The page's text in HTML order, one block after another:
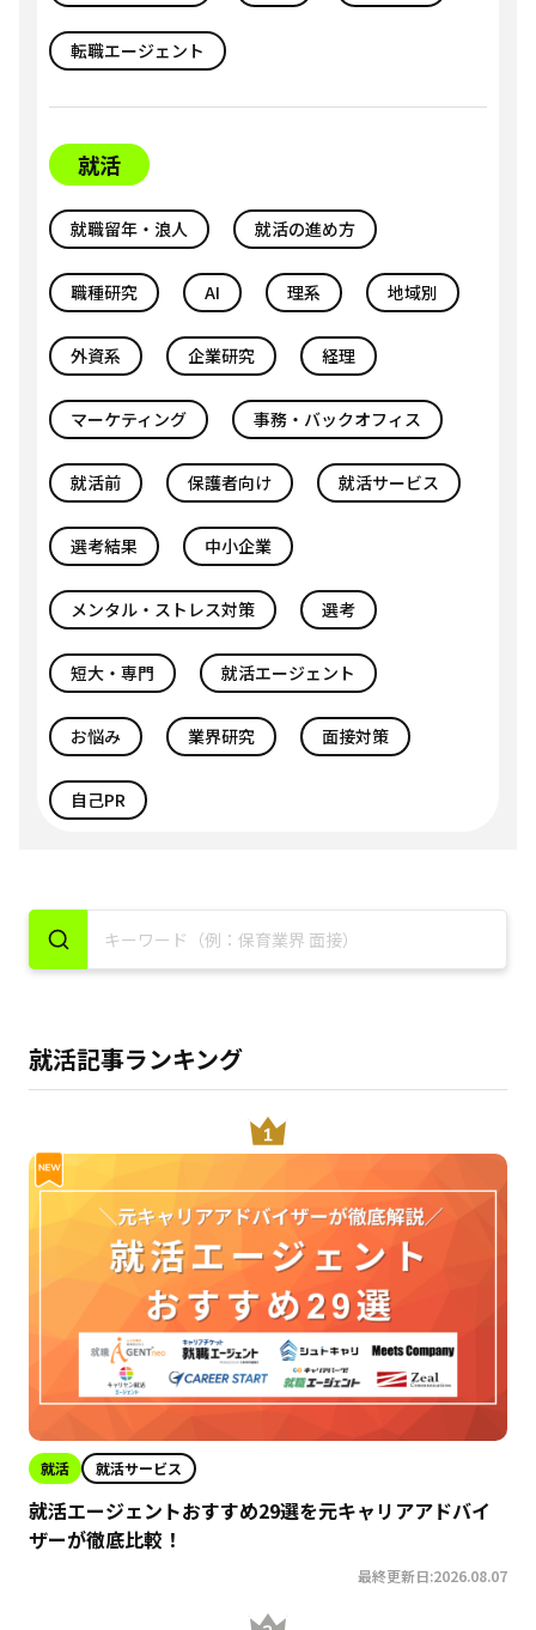
転職エージェント
就活
就職留年・浪人 就活の進め方
職種研究 AI 理系 地域別
外資系 企業研究 経理
マーケティング 事務・バックオフィス
就活前 保護者向け 就活サービス
選考結果 中小企業
メンタル・ストレス対策 選考
短大・専門 就活エージェント
お悩み 業界研究 面接対策
自己PR
就活記事ランキング
就活 就活サービス
就活エージェントおすすめ29選を元キャリアアドバイ
ザーが徹底比較！
最終更新日:2026.08.07